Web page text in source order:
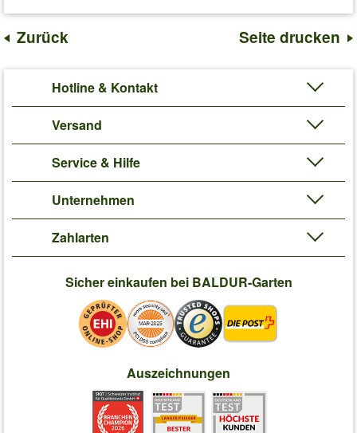
Zurück Seite drucken
Hotline & Kontakt
Versand
Service & Hilfe
Unternehmen
Zahlarten
Sicher einkaufen bei BALDUR-Garten
Auszeichnungen